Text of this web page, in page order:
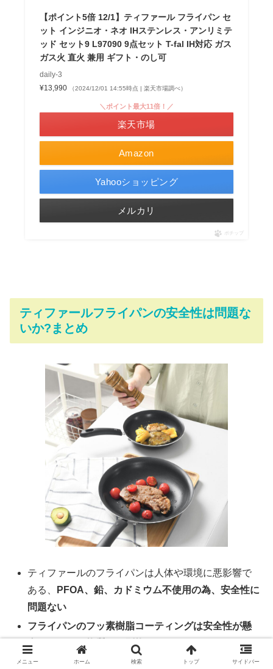
【ポイント5倍 12/1】ティファール フライパン セ
ット インジニオ・ネオ IHステンレス・アンリミテ
ッド セット9 L97090 9点セット T-fal IH対応 ガス
ガス火 直火 兼用 ギフト・のし可
daily-3
¥13,990
（2024/12/01 14:55時点 | 楽天市場調べ）
Amazon
＼ポイント最大11倍！／
楽天市場
Yahooショッピング
メルカリ
ポチップ
ティファールフライパンの安全性は問題な
いか?まとめ
ティファールのフライパンは人体や環境に悪影響で
ある、
PFOA、鉛、カドミウム不使用の為、安全性に
問題ない
フライパンのフッ素樹脂コーティングは安全性が懸
念されている物質とは別物
ティファールフライパンは
こびりつきにくさと耐久
メニュー ホーム 検索 トップ サイドバー